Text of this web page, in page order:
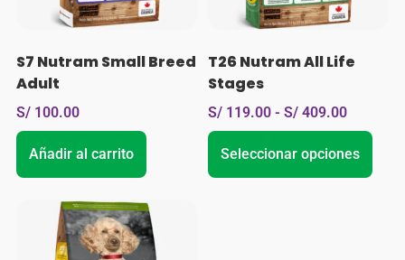
S7 Nutram Small Breed
Adult
S/ 100.00
Añadir al carrito
T26 Nutram All Life
Stages
S/ 119.00 - S/ 409.00
Seleccionar opciones